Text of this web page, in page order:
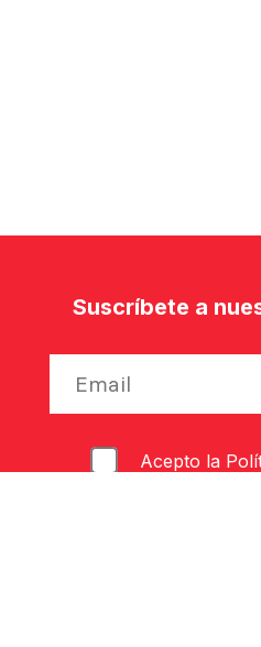
Suscríbete a
Acepto la